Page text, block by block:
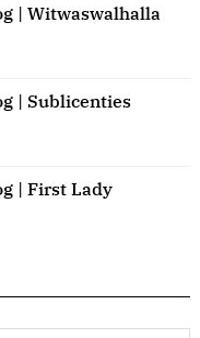
| Witwaswalhalla
| Sublicenties
| First Lady